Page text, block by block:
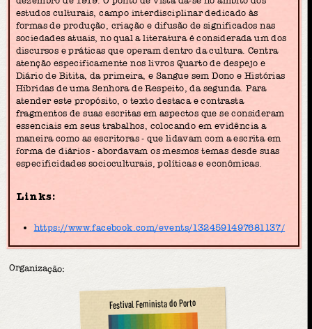
estudos culturais, campo interdisciplinar dedicado às
formas de produção, criação e difusão de significados nas
sociedades atuais, no qual a literatura é considerada um dos
discursos e práticas que operam dentro da cultura. Centra
atenção especificamente nos livros Quarto de despejo e
Diário de Bitita, da primeira, e Sangue sem Dono e Histórias
Híbridas de uma Senhora de Respeito, da segunda. Para
atender este propósito, o texto destaca e contrasta
fragmentos de suas escritas em aspectos que se consideram
essenciais em seus trabalhos, colocando em evidência a
maneira como as escritoras - que lidavam com a escrita em
forma de diários - abordavam os mesmos temas desde suas
especificidades socioculturais, políticas e econômicas.
Links:
https://www.facebook.com/events/1324591497681137/
Organização:
Festival Feminista do Porto